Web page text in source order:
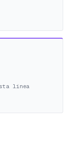
línea